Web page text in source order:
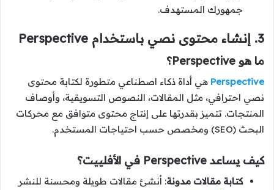
جمهورك المستهدف.
3. إنشاء محتوى نصي باستخدام Perspective
ما هو Perspective؟
Perspective هي أداة ذكاء اصطناعي متطورة لكتابة محتوى
نصي احترافي، مثل المقالات، النصوص التسويقية، وأوصاف
المنتجات. تتميز بقدرتها على إنتاج محتوى متوافق مع محركات
البحث (SEO) ومخصص حسب احتياجات المستخدم.
كيف يساعد Perspective في الأفلييت؟
كتابة مقالات مدونة: أنشئ مقالات طويلة ومحسنة للنشر